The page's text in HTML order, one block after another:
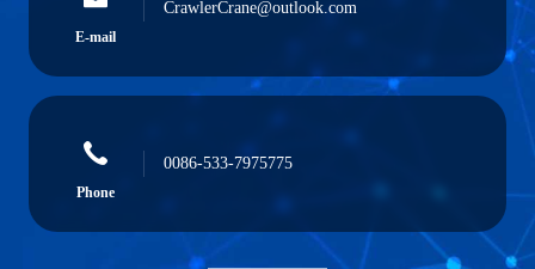
E-mail
CrawlerCrane@outlook.com
Phone
0086-533-7975775